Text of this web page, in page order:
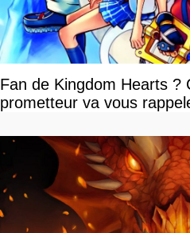
Fan de Kingdom Hearts ?
prometteur va vous